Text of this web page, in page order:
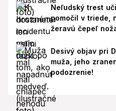
Neľudský trest
pomočil v triede,
žeravú čepeľ
Desivý objav pri
muža, jeho
podozrenie!